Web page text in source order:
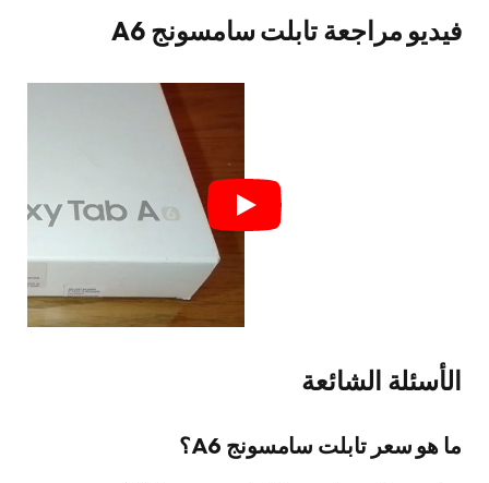
فيديو مراجعة تابلت سامسونج A6
الأسئلة الشائعة
ما هو سعر تابلت سامسونج A6؟